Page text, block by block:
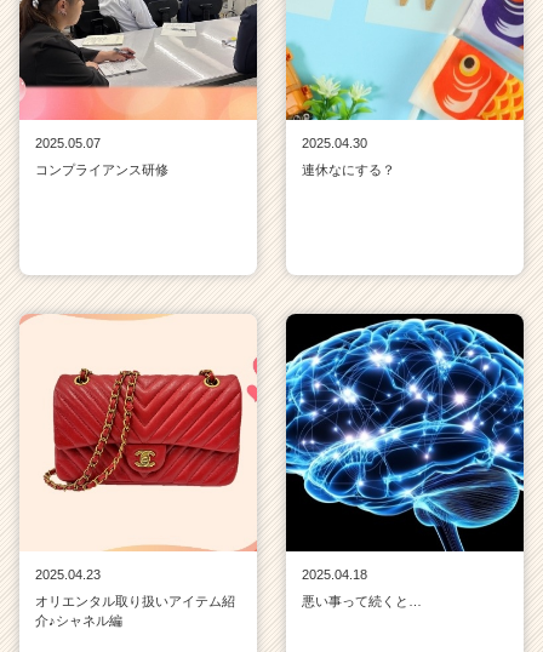
2025.05.07
コンプライアンス研修
2025.04.30
連休なにする？
2025.04.23
オリエンタル取り扱いアイテム紹
介♪シャネル編
2025.04.18
悪い事って続くと…